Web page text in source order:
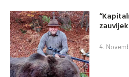
zauvijek
4.